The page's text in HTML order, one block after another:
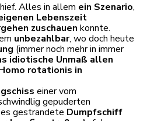
Alles in allem ein Szenario,
Lebenszeit
zuschauen konnte.
unbezahlbar, wo doch heute
(immer noch mehr in immer
idiotische Unmaß allen
rotationis in
einer vom
gepuderten
gestrandete Dumpfschiff